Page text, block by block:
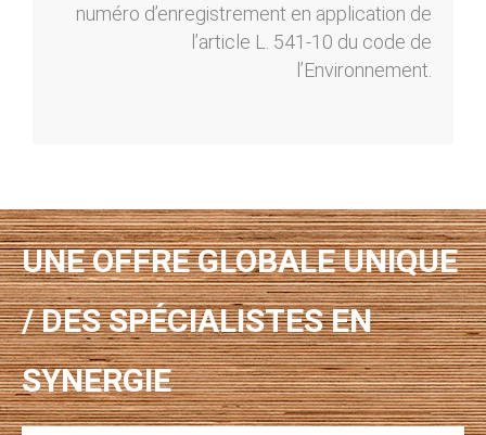
numéro d’enregistrement en application de
l’article L. 541-10 du code de
l’Environnement.
UNE OFFRE GLOBALE UNIQUE
/ DES SPÉCIALISTES EN
SYNERGIE